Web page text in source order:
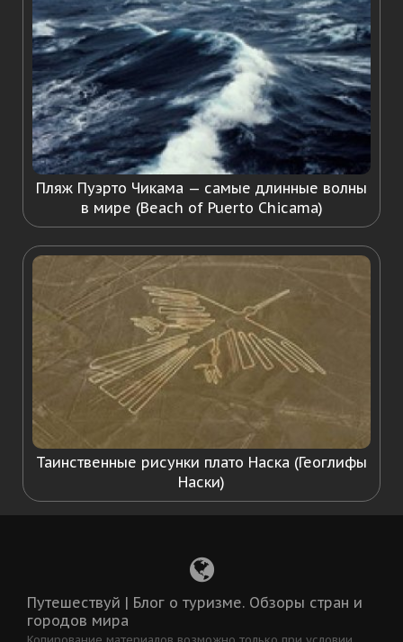
Пляж Пуэрто Чикама — самые длинные волны
в мире (Beach of Puerto Chicama)
Таинственные рисунки плато Наска (Геоглифы
Наски)
Путешествуй | Блог о туризме. Обзоры стран и
городов мира